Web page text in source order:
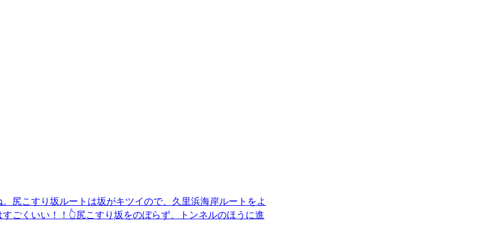
尻こすり坂ルートは坂がキツイので、久里浜海岸ルートをよ
ごくいい！！👆尻こすり坂をのぼらず、トンネルのほうに進